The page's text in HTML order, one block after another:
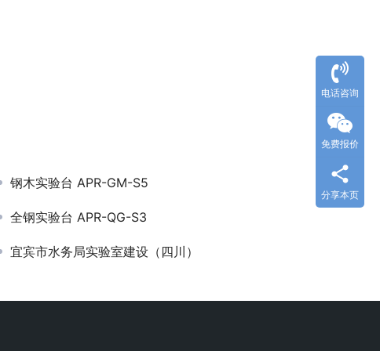
钢木实验台 APR-GM-S5
全钢实验台 APR-QG-S3
宜宾市水务局实验室建设（四川）
电话咨询
免费报价
分享本页